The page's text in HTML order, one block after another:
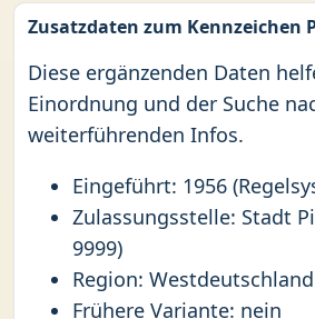
Zusatzdaten zum Kennzeichen
Diese ergänzenden Daten
Einordnung und der Suche
weiterführenden Infos.
Eingeführt: 1956
Zulassungsstelle: Stadt
9999)
Region: Westdeutschland
Frühere Variante: nein